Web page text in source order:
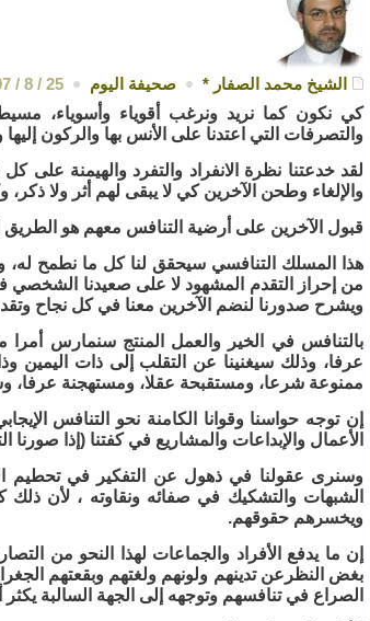
الشيخ محمد الصفار * صحيفة اليوم
25 / 8 / 2007م - 2:11 م
كي نكون كما نريد ونرغب أقوياء وأسوياء،
والتصرفات التي اعتدنا على الأنس بها والركون
لقد خدعتنا نظرة الانفراد والتفرد والهيمنة
والإلغاء وطحن الآخرين كي لا يبقى لهم أثر ولا
قبول الآخرين على أرضية التنافس معهم هو الطريق
هذا المسلك التنافسي سيحقق لنا كل ما نطمح له،
من إحراز التقدم المشهود لا على صعيدنا الشخصي
ويشرح صدورنا لنضم الآخرين معنا في كل نجاح
بالتنافس في الخير والعمل المنتج سنمارس أمرا
عرفا، وذلك سيغنينا عن التقلب إلى ذات اليمين
ممنوعة شرعا، ومستقبحة عقلا، ومستهجنة عرفا،
إن توجه حواسنا وقوانا الكامنة نحو التنافس
الأعمال والإبداعات والمشاريع في كفتنا (إذا
وسنرى عقولنا في ذهول عن التفكير في تحطيم
الشبهات والتشكيك في صفائه ونقاوته ، لأن
ويخسرهم حقوقهم.
إن ما يدفع الأفراد والجماعات لهذا النحو من
بغض النظرعن تدينهم ولونهم ولغتهم وبقعتهم
الصراع في تنافسهم وتوجهه إلى الجهة السالبة